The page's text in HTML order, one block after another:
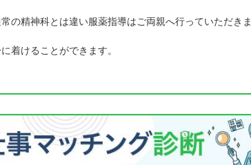
の精神科とは違い服薬指導はご両親へ行っていただきま
着けることができます。